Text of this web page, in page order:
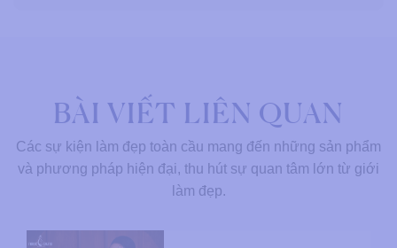
BÀI VIẾT LIÊN QUAN
Các sự kiện làm đẹp toàn cầu mang đến những sản phẩm
và phương pháp hiện đại, thu hút sự quan tâm lớn từ giới
làm đẹp.